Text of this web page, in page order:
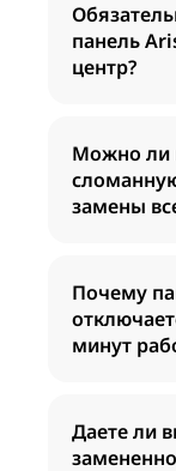
панель
центр?
Можно ли
замены
Почему
минут
Даете ли